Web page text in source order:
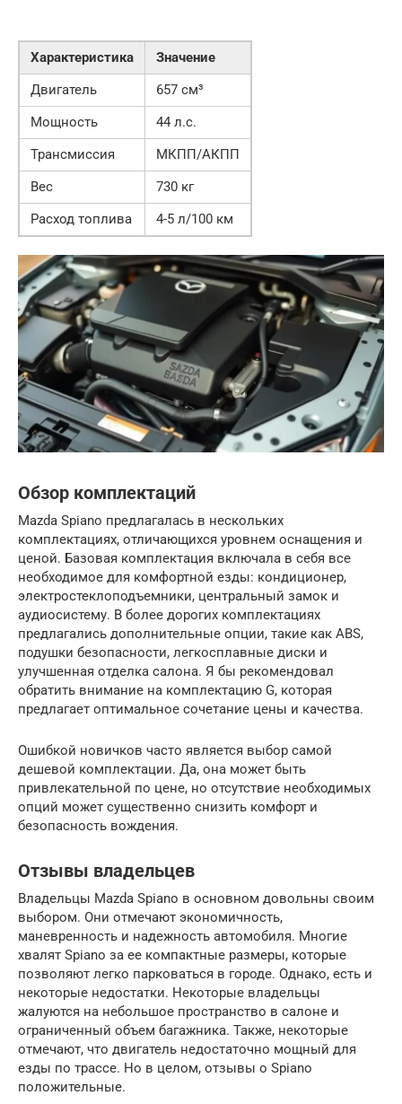
Характеристика
Значение
Двигатель
657 см³
Мощность
44 л.с.
Трансмиссия
МКПП/АКПП
Вес
730 кг
Расход топлива
4-5 л/100 км
Обзор комплектаций
Mazda Spiano предлагалась в нескольких
комплектациях, отличающихся уровнем оснащения и
ценой. Базовая комплектация включала в себя все
необходимое для комфортной езды: кондиционер,
электростеклоподъемники, центральный замок и
аудиосистему. В более дорогих комплектациях
предлагались дополнительные опции, такие как ABS,
подушки безопасности, легкосплавные диски и
улучшенная отделка салона. Я бы рекомендовал
обратить внимание на комплектацию G, которая
предлагает оптимальное сочетание цены и качества.
Ошибкой новичков часто является выбор самой
дешевой комплектации. Да, она может быть
привлекательной по цене, но отсутствие необходимых
опций может существенно снизить комфорт и
безопасность вождения.
Отзывы владельцев
Владельцы Mazda Spiano в основном довольны своим
выбором. Они отмечают экономичность,
маневренность и надежность автомобиля. Многие
хвалят Spiano за ее компактные размеры, которые
позволяют легко парковаться в городе. Однако, есть и
некоторые недостатки. Некоторые владельцы
жалуются на небольшое пространство в салоне и
ограниченный объем багажника. Также, некоторые
отмечают, что двигатель недостаточно мощный для
езды по трассе. Но в целом, отзывы о Spiano
положительные.